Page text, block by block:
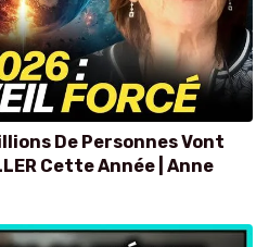
De Personnes Vont
Cette Année | Anne